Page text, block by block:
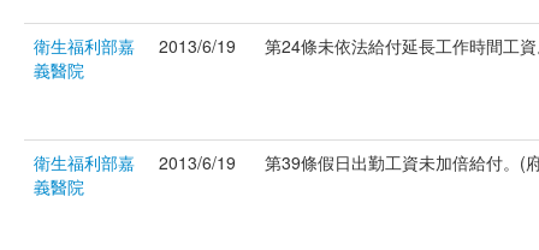
衛生福利部嘉
義醫院
2013/6/19 第24條未依法給付延長工作時間工
衛生福利部嘉
義醫院
2013/6/19 第39條假日出勤工資未加倍給付。(